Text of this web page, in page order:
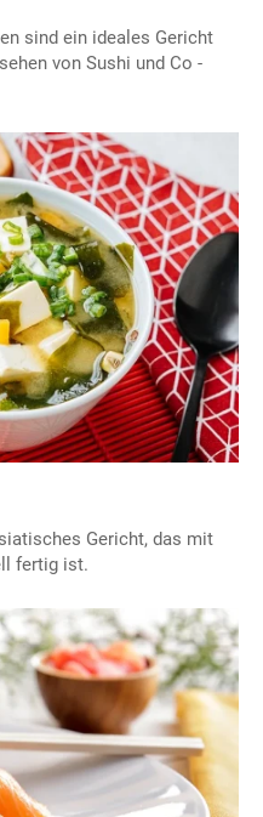
sind ein ideales Gericht
von Sushi und Co -
Gericht, das mit
fertig ist.